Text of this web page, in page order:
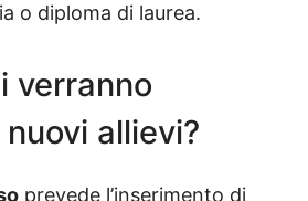
o diploma di laurea.
verranno
allievi?
prevede l’inserimento di